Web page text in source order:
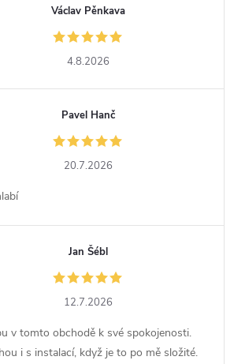
Václav Pěnkava
4.8.2026
Pavel Hanč
20.7.2026
Jan Šébl
12.7.2026
v tomto obchodě k své spokojenosti.
i s instalací, když je to po mě složité.